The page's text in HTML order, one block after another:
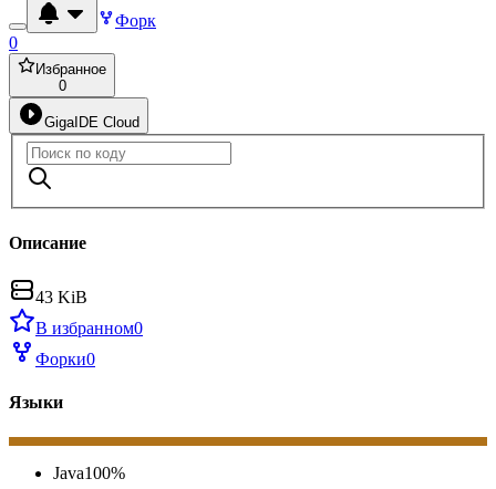
Форк
0
Избранное
0
GigaIDE Cloud
Описание
43 KiB
В избранном0
Форки0
Языки
Java100%